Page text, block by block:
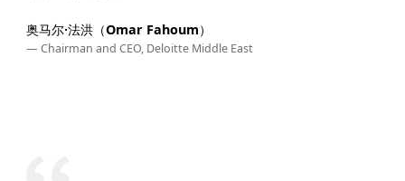
奥马尔·法洪（Omar Fahoum）
— Chairman and CEO, Deloitte Middle East